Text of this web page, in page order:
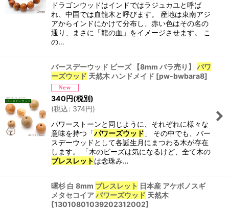
ドラゴンウッドはインドではラジュカユと呼ば
れ、中国では血龍木と呼びます。 産地は東南アジ
アからインドにかけて分布し、赤い色はその名の
通り、まさに「龍の血」をイメージさせます。 こ
の…
バースデーウッド ビーズ 【8mm バラ売り】 パワ
ーズウッド 天然木 ハンドメイド [pw-bwbara8]
340円(税別)
(税込: 374円)
パワーストーンと同じように、それぞれに様々な
意味を持つ「パワーズウッド 」 その中でも、バー
スデーウッドとして各誕生月にまつわる木が存在
します。 「木のビーズは気になるけど、全て木の
ブレスレットは念珠み…
曙杉 白 8mm ブレスレット 日本産 アケボノスギ
メタセコイアパワーズウッド 天然木
[13010801039202312002]